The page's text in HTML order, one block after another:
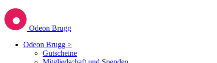
Odeon Brugg
Odeon Brugg >
Gutscheine